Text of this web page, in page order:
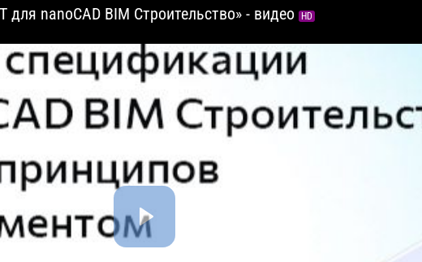
nanoCAD BIM Строительство» - видео HD